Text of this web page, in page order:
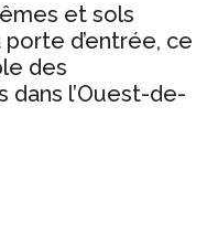
et sols
porte d’entrée, ce
des
dans l’Ouest-de-